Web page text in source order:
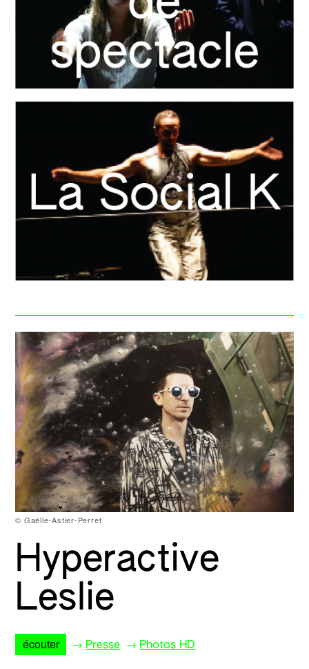
© Gaëlle-Astier-Perret
Hyperactive
Leslie
écouter → Presse → Photos HD